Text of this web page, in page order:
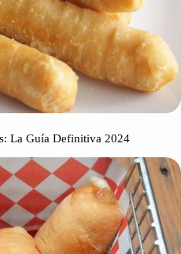
La Guía Definitiva 2024